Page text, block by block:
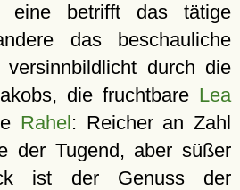
eine betrifft das tätige
das beschauliche
durch die
die fruchtbare Lea
Rahel: Reicher an Zahl
der Tugend, aber süßer
ist der Genuss der